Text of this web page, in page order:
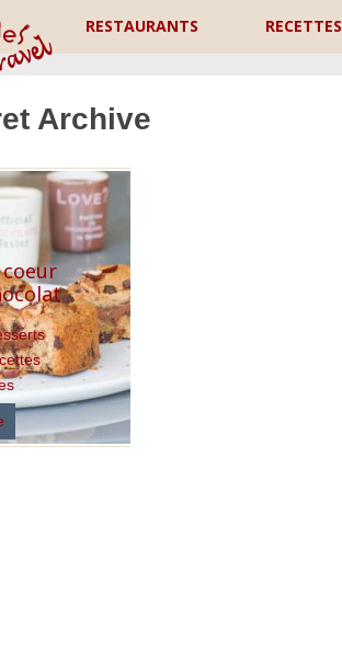
RESTAURANTS RECETTES
Archive
,